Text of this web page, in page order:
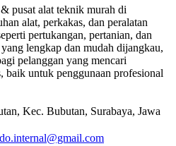
pusat alat teknik murah di
alat, perkakas, dan peralatan
pertukangan, pertanian, dan
lengkap dan mudah dijangkau,
pelanggan yang mencari
baik untuk penggunaan profesional
Kec. Bubutan, Surabaya, Jawa